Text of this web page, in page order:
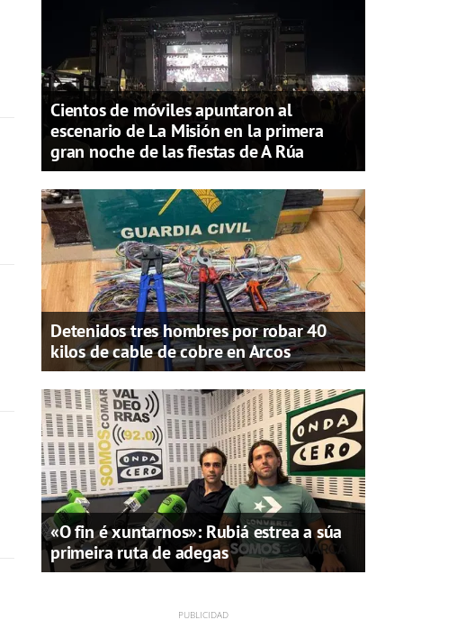
Cientos de móviles apuntaron al
escenario de La Misión en la primera
gran noche de las fiestas de A Rúa
Detenidos tres hombres por robar 40
kilos de cable de cobre en Arcos
«O fin é xuntarnos»: Rubiá estrea a súa
primeira ruta de adegas